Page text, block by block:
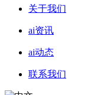
关于我们
ai资讯
ai动态
联系我们